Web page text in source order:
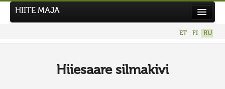
НОВЫЙ ФОТОКОНКУРС
HIITE MAJA
ET FI RU
Hiiesaare silmakivi